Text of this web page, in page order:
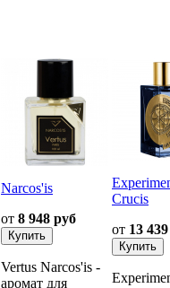
Narcos'is
от 8 948 руб
Vertus Narcos'is -
аромат для
Crucis
от 13